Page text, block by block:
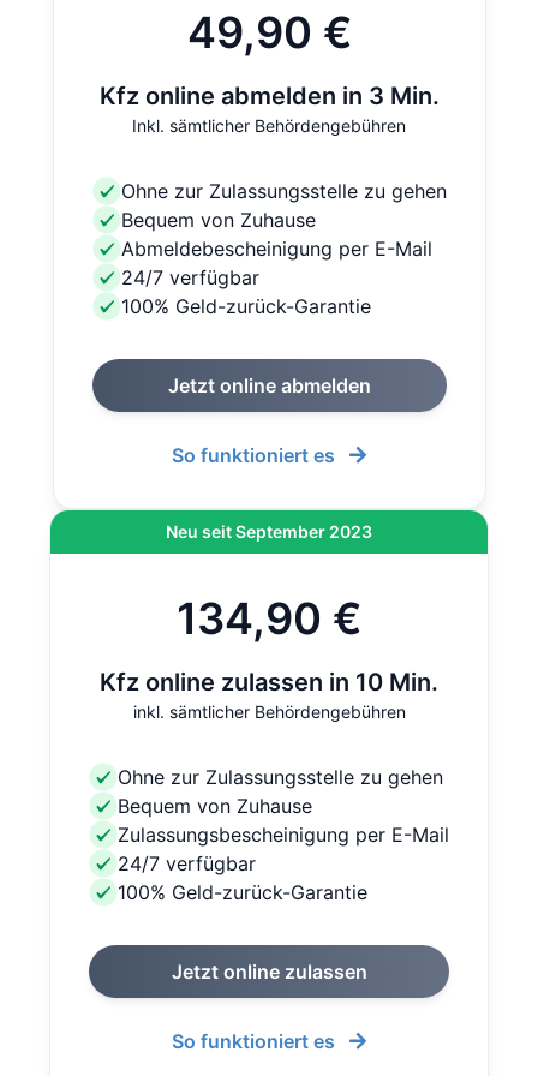
49,90 €
Kfz online abmelden in 3 Min.
Inkl. sämtlicher Behördengebühren
Ohne zur Zulassungsstelle zu gehen
Bequem von Zuhause
Abmeldebescheinigung per E-Mail
24/7 verfügbar
100% Geld-zurück-Garantie
Jetzt online abmelden
So funktioniert es
Neu seit September 2023
134,90 €
Kfz online zulassen in 10 Min.
inkl. sämtlicher Behördengebühren
Ohne zur Zulassungsstelle zu gehen
Bequem von Zuhause
Zulassungsbescheinigung per E-Mail
24/7 verfügbar
100% Geld-zurück-Garantie
Jetzt online zulassen
So funktioniert es